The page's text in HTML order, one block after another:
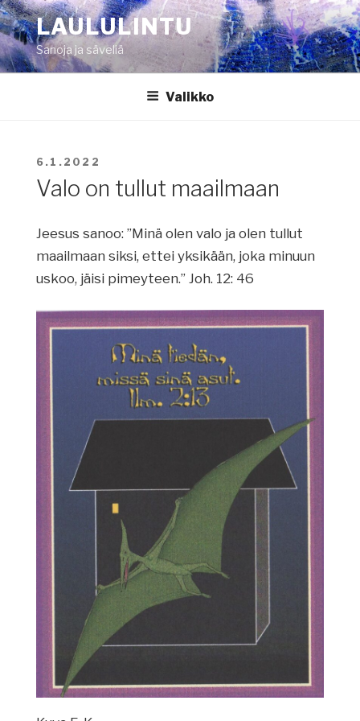
Siirry
sisältöönLAULULINTU
Sanoja ja säveliä
Valikko
JULKAISTU
6.1.2022
Valo on tullut maailmaan
Jeesus sanoo: ”Minä olen valo ja olen tullut
maailmaan siksi, ettei yksikään, joka minuun
uskoo, jäisi pimeyteen.” Joh. 12: 46